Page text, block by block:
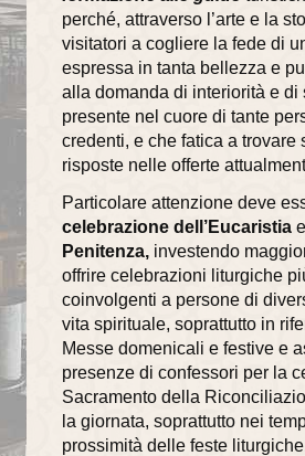
perché, attraverso l’arte e la
visitatori a cogliere la fede di
espressa in tanta bellezza e
alla domanda di interiorità e di
presente nel cuore di tante
credenti, e che fatica a trovare
risposte nelle offerte
Particolare attenzione deve
celebrazione dell’Eucaristia
Penitenza, investendo
offrire celebrazioni liturgiche
coinvolgenti a persone di
vita spirituale, soprattutto in
Messe domenicali e festive e
presenze di confessori per la
Sacramento della
la giornata, soprattutto nei
prossimità delle feste